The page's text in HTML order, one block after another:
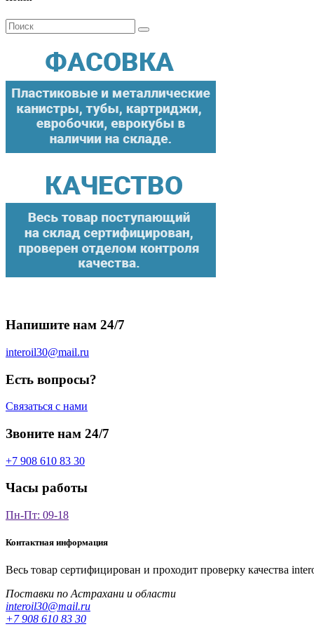
Поиск
для:
Напишите нам 24/7
interoil30@mail.ru
Есть вопросы?
Связаться с нами
Звоните нам 24/7
+7 908 610 83 30
Часы работы
Пн-Пт: 09-18
Контактная информация
Весь товар сертифицирован и проходит проверку качества
Поставки по Астрахани и области
interoil30@mail.ru
+7 908 610 83 30